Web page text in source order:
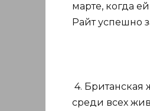
марте, когда
Райт успешно
4.
среди всех